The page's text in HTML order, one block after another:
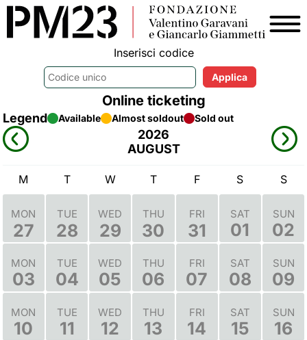
Inserisci codice
Online ticketing
Legend Available Almost soldout Sold out
2026
AUGUST
M T W T F S S
MON
27
TUE
28
WED
29
THU
30
FRI
31
SAT
01
SUN
02
MON
03
TUE
04
WED
05
THU
06
FRI
07
SAT
08
SUN
09
MON
10
TUE
11
WED
12
THU
13
FRI
14
SAT
15
SUN
16